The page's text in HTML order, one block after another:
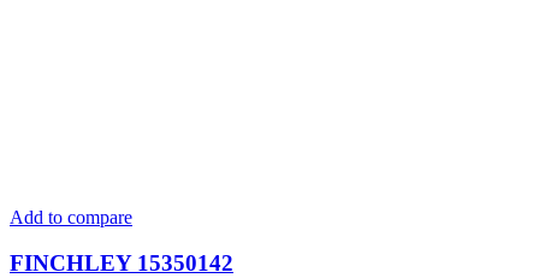
Add to compare
FINCHLEY 15350142